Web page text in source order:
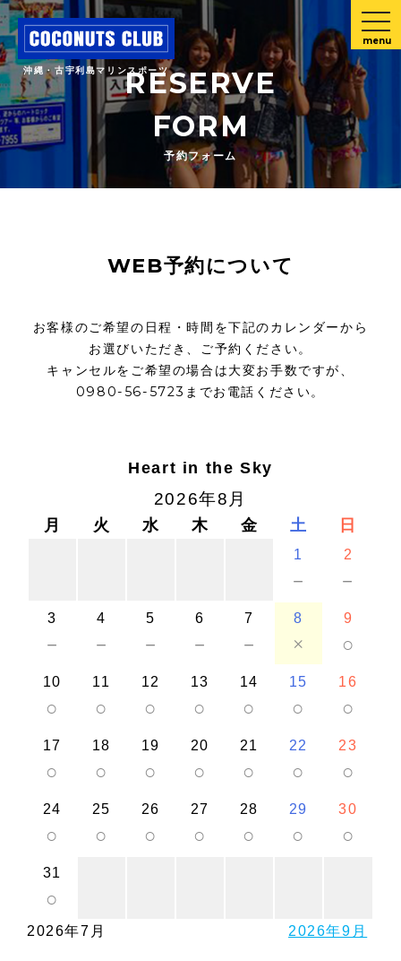
沖縄・古宇利島マリンスポーツ
menu
RESERVE
FORM
予約フォーム
WEB予約について
お客様のご希望の日程・時間を下記のカレンダーから
お選びいただき、ご予約ください。
キャンセルをご希望の場合は大変お手数ですが、
0980-56-5723までお電話ください。
Heart in the Sky
2026年8月
月 火 水 木 金 土 日
1
－
2
－
3
－
4
－
5
－
6
－
7
－
8
×
9
○
10
○
11
○
12
○
13
○
14
○
15
○
16
○
17
○
18
○
19
○
20
○
21
○
22
○
23
○
24
○
25
○
26
○
27
○
28
○
29
○
30
○
31
○
2026年7月 2026年9月